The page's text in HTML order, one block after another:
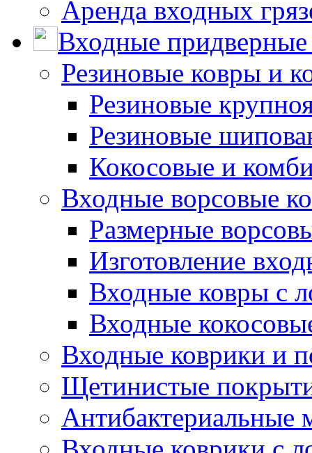
Аренда входных
Входные
Резиновые ковры и
Резиновые
Резиновые
Кокосовые и
Входные ворсовые
Размерные
Изготовление
Входные ковры с
Входные
Входные коврики и
Щетинистые
Антибактериальные